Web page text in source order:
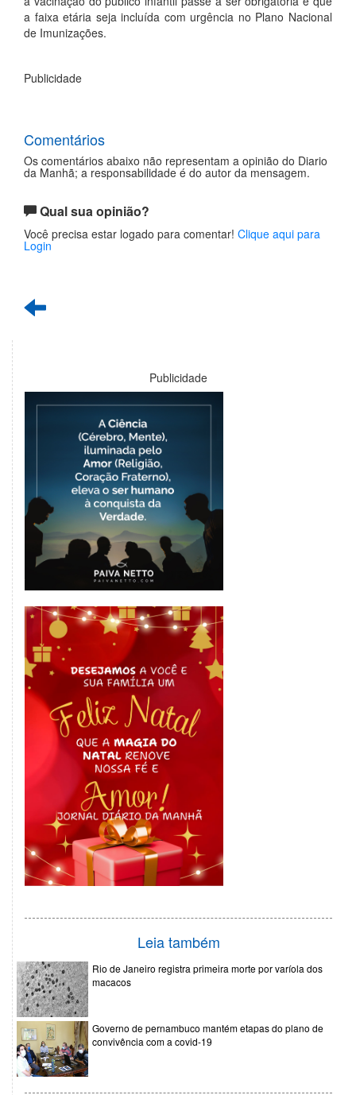
a faixa etária seja incluída com urgência no Plano Nacional
de Imunizações.
Publicidade
Comentários
Os comentários abaixo não representam a opinião do Diario
da Manhã; a responsabilidade é do autor da mensagem.
Qual sua opinião?
Você precisa estar logado para comentar! Clique aqui para
Login
Publicidade
Leia também
Rio de Janeiro registra primeira morte por varíola dos
macacos
Governo de pernambuco mantém etapas do plano de
convivência com a covid-19